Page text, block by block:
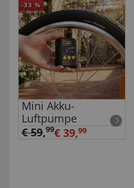
-33 %
Mini Akku-
Luftpumpe
€ 59,99€ 39,99